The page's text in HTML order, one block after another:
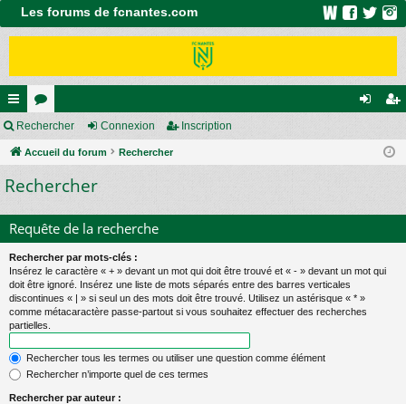
Les forums de fcnantes.com
ac
co
ur
s
or
u
m
cri
Rechercher Connexion Inscription
Accueil du forum Rechercher
Rechercher
Requête de la recherche
Rechercher par mots-clés :
Insérez le caractère « + » devant un mot qui doit être trouvé et « - » devant un mot qui
doit être ignoré. Insérez une liste de mots séparés entre des barres verticales
discontinues « | » si seul un des mots doit être trouvé. Utilisez un astérisque « * »
comme métacaractère passe-partout si vous souhaitez effectuer des recherches
partielles.
Rechercher tous les termes ou utiliser une question comme élément
Rechercher n’importe quel de ces termes
Rechercher par auteur :